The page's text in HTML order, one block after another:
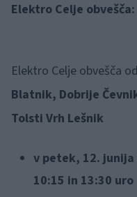
Elektro Celje obvešča:
Elektro Celje obvešča
Blatnik, Dobrije
Tolsti Vrh Lešnik
v petek, 12.
10:15 in 13:30 uro